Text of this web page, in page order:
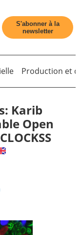
S'abonner à la
newsletter
Production et
Karib
Open